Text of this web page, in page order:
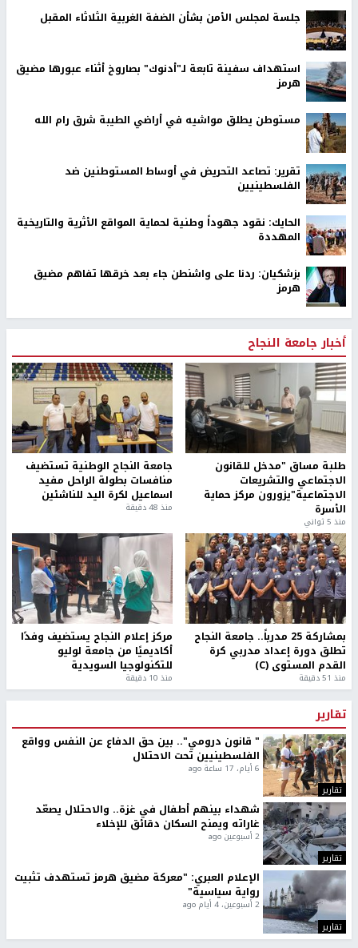
جلسة لمجلس الأمن بشأن الضفة الغربية الثلاثاء المقبل
استهداف سفينة تابعة لـ"أدنوك" بصاروخ أثناء عبورها مضيق
هرمز
مستوطن يطلق مواشيه في أراضي الطيبة شرق رام الله
تقرير: تصاعد التحريض في أوساط المستوطنين ضد
الفلسطينيين
الحايك: نقود جهوداً وطنية لحماية المواقع الأثرية والتاريخية
المهددة
بزشكيان: ردنا على واشنطن جاء بعد خرقها تفاهم مضيق
هرمز
أخبار جامعة النجاح
طلبة مساق "مدخل للقانون
الاجتماعي والتشريعات
الاجتماعية"يزورون مركز حماية
الأسرة
منذ 5 ثواني
جامعة النجاح الوطنية تستضيف
منافسات بطولة الراحل مفيد
اسماعيل لكرة اليد للناشئين
منذ 48 دقيقة
بمشاركة 25 مدرباً.. جامعة النجاح
تطلق دورة إعداد مدربي كرة
القدم المستوى (C)
منذ 51 دقيقة
مركز إعلام النجاح يستضيف وفدًا
أكاديميًا من جامعة لوليو
للتكنولوجيا السويدية
منذ 10 دقيقة
تقارير
تقارير
" قانون درومي".. بين حق الدفاع عن النفس وواقع
الفلسطينيين تحت الاحتلال
6 أيام، 17 ساعة ago
تقارير
شهداء بينهم أطفال في غزة.. والاحتلال يصعّد
غاراته ويمنح السكان دقائق للإخلاء
2 أسبوعين ago
تقارير
الإعلام العبري: "معركة مضيق هرمز تستهدف تثبيت
رواية سياسية"
2 أسبوعين، 4 أيام ago